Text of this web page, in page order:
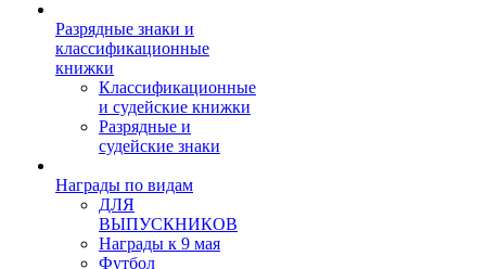
Разрядные знаки и
классификационные
книжки
Классификационные
и судейские книжки
Разрядные и
судейские знаки
Награды по видам
ДЛЯ
ВЫПУСКНИКОВ
Награды к 9 мая
Футбол